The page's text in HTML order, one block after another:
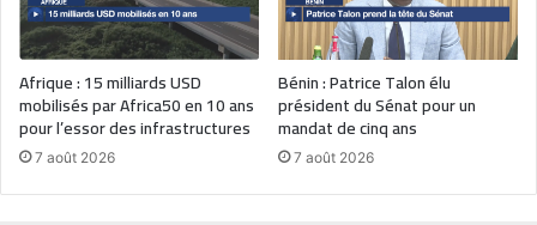
Afrique : 15 milliards USD
mobilisés par Africa50 en 10 ans
pour l’essor des infrastructures
7 août 2026
Bénin : Patrice Talon élu
président du Sénat pour un
mandat de cinq ans
7 août 2026